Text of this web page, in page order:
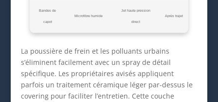
Bandes de
capot
Microfibre humide
Jet haute pression
direct
Après trajet
La poussière de frein et les polluants urbains
s’éliminent facilement avec un spray de détail
spécifique. Les propriétaires avisés appliquent
parfois un traitement céramique léger par-dessus le
covering pour faciliter l’entretien. Cette couche